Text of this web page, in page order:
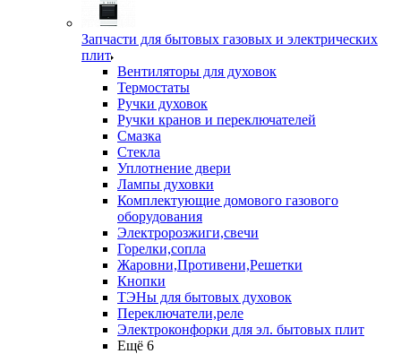
Запчасти для бытовых газовых и электрических
плит
Вентиляторы для духовок
Термостаты
Ручки духовок
Ручки кранов и переключателей
Смазка
Стекла
Уплотнение двери
Лампы духовки
Комплектующие домового газового
оборудования
Электророзжиги,свечи
Горелки,сопла
Жаровни,Противени,Решетки
Кнопки
ТЭНы для бытовых духовок
Переключатели,реле
Электроконфорки для эл. бытовых плит
Ещё 6